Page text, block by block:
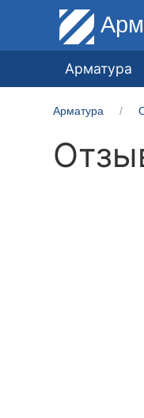
Арматура
Арматура